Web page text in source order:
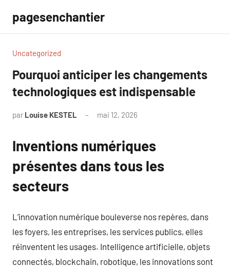
contenu
pagesenchantier
Uncategorized
Pourquoi anticiper les changements
technologiques est indispensable
par Louise KESTEL mai 12, 2026
Inventions numériques
présentes dans tous les
secteurs
L’innovation numérique bouleverse nos repères, dans
les foyers, les entreprises, les services publics, elles
réinventent les usages. Intelligence artificielle, objets
connectés, blockchain, robotique, les innovations sont